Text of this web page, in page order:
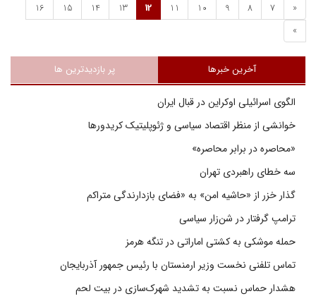
«
7
8
9
10
11
12
13
14
15
16
»
آخرین خبرها پر بازدیدترین ها
الگوی اسرائیلی اوکراین در قبال ایران
خوانشی از منظر اقتصاد سیاسی و ژئوپلیتیک کریدورها
«محاصره در برابر محاصره»
سه خطای راهبردی تهران
گذار خزر از «حاشیه امن» به «فضای بازدارندگی متراکم
ترامپ گرفتار در شن‌زار سیاسی
حمله موشکی به کشتی اماراتی در تنگه هرمز
تماس تلفنی نخست وزیر ارمنستان با رئیس جمهور آذربایجان
هشدار حماس نسبت به تشدید شهرک‌سازی در بیت‌ لحم